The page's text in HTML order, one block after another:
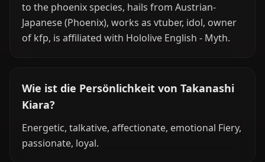
to the phoenix species, hails from Austrian-
Japanese (Phoenix), works as vtuber, idol, owner
of kfp, is affiliated with Hololive English - Myth.
Wie ist die Persönlichkeit von Takanashi
Kiara?
Energetic, talkative, affectionate, emotional Fiery,
passionate, loyal.